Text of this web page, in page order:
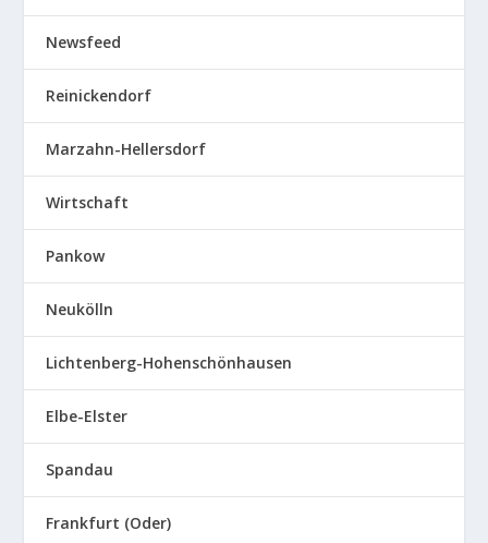
Newsfeed
Reinickendorf
Marzahn-Hellersdorf
Wirtschaft
Pankow
Neukölln
Lichtenberg-Hohenschönhausen
Elbe-Elster
Spandau
Frankfurt (Oder)